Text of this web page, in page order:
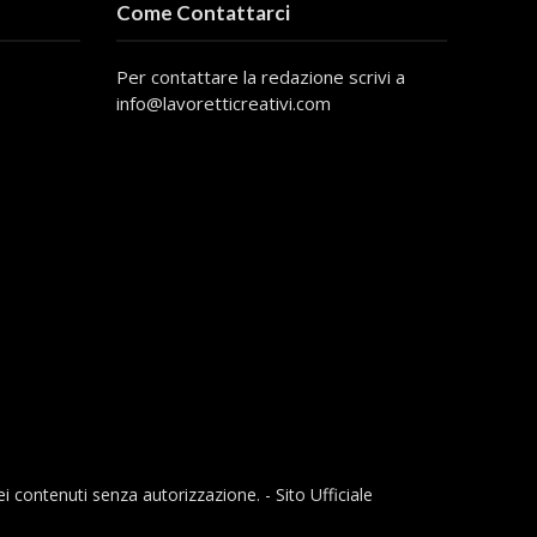
Come Contattarci
Per contattare la redazione scrivi a
info@lavoretticreativi.com
contenuti senza autorizzazione. - Sito Ufficiale